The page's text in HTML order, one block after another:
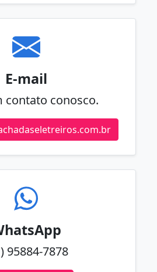
E-mail
contato conosco.
95884-7878